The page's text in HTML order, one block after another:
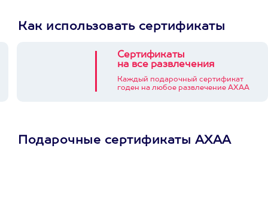
Как использовать сертификаты
Сертификаты
на все развлечения
Каждый подарочный сертификат
годен на любое развлечение АХАА
Подарочные сертификаты АХАА